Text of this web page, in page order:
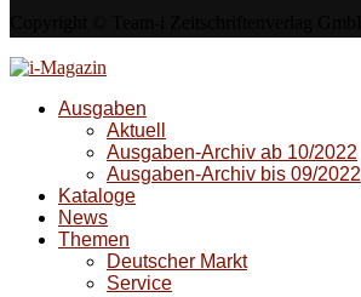
Ausgaben
Aktuell
Ausgaben-Archiv ab 10/2022
Ausgaben-Archiv bis 09/2022
Kataloge
News
Themen
Deutscher Markt
Service